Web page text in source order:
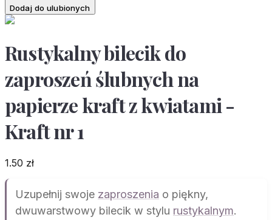
Dodaj do ulubionych
Rustykalny bilecik do
zaproszeń ślubnych na
papierze kraft z kwiatami -
Kraft nr 1
1.50 zł
Uzupełnij swoje zaproszenia o piękny,
dwuwarstwowy bilecik w stylu rustykalnym.